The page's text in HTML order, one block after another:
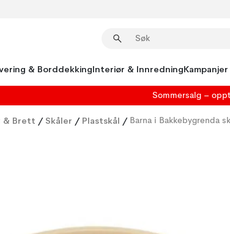
& BorddekkingInteriør & InnredningKampanjer
Sommersalg –
& Brett / Skåler / Plastskål / Barna i Bakkebygrenda